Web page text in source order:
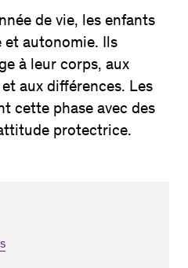
de vie, les enfants
autonomie. Ils
à leur corps, aux
aux différences. Les
cette phase avec des
protectrice.